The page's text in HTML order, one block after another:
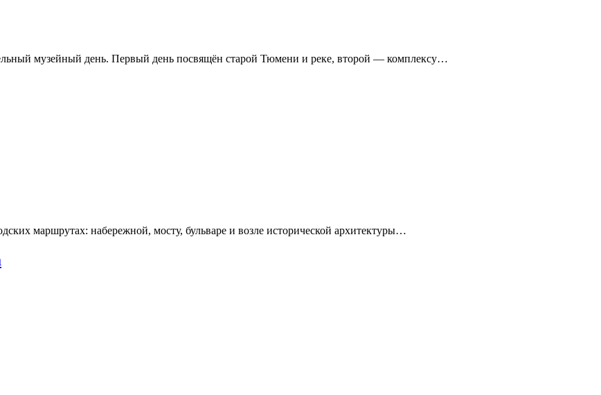
музейный день. Первый день посвящён старой Тюмени и реке, второй — комплексу…
маршрутах: набережной, мосту, бульваре и возле исторической архитектуры…